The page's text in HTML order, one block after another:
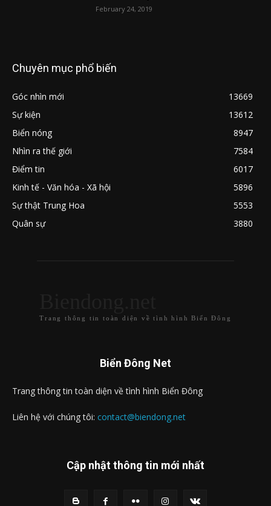
February 24, 2019
Chuyên mục phổ biến
Góc nhìn mới
13669
Sự kiện
13612
Biển nóng
8947
Nhìn ra thế giới
7584
Điểm tin
6017
Kinh tế - Văn hóa - Xã hội
5896
Sự thật Trung Hoa
5553
Quân sự
3880
Trang thông tin toàn diện về tình hình Biển Đông
Biển Đông Net
Trang thông tin toàn diện về tình hình Biển Đông
Liên hệ với chúng tôi: contact@biendong.net
Cập nhật thông tin mới nhất